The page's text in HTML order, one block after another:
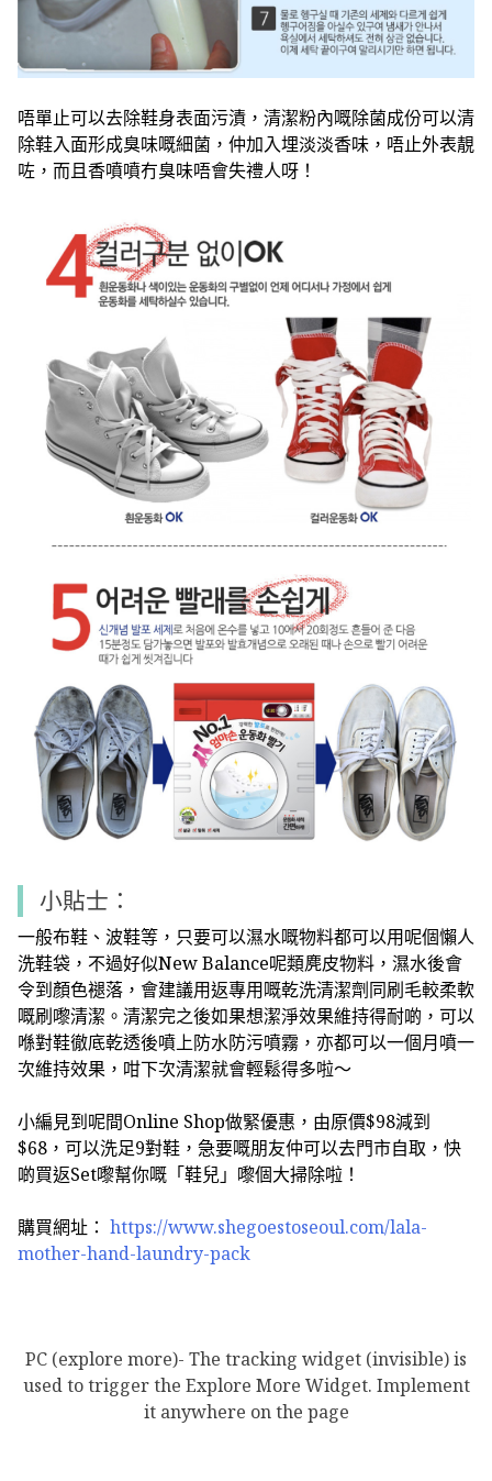
唔單止可以去除鞋身表面污漬，清潔粉內嘅除菌成份可以清
除鞋入面形成臭味嘅細菌，仲加入埋淡淡香味，唔止外表靚
咗，而且香噴噴冇臭味唔會失禮人呀！
小貼士：
一般布鞋、波鞋等，只要可以濕水嘅物料都可以用呢個懶人
洗鞋袋，不過好似New Balance呢類麂皮物料，濕水後會
令到顏色褪落，會建議用返專用嘅乾洗清潔劑同刷毛較柔軟
嘅刷嚟清潔。清潔完之後如果想潔淨效果維持得耐啲，可以
喺對鞋徹底乾透後噴上防水防污噴霧，亦都可以一個月噴一
次維持效果，咁下次清潔就會輕鬆得多啦～
小編見到呢間Online Shop做緊優惠，由原價$98減到
$68，可以洗足9對鞋，急要嘅朋友仲可以去門市自取，快
啲買返Set嚟幫你嘅「鞋兒」嚟個大掃除啦！
購買網址： https://www.shegoestoseoul.com/lala-
mother-hand-laundry-pack
PC (explore more)- The tracking widget (invisible) is
used to trigger the Explore More Widget. Implement
it anywhere on the page